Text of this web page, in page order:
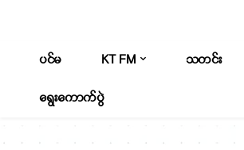
ပင်မ KT FM သတင်း
ရွေးကောက်ပွဲ